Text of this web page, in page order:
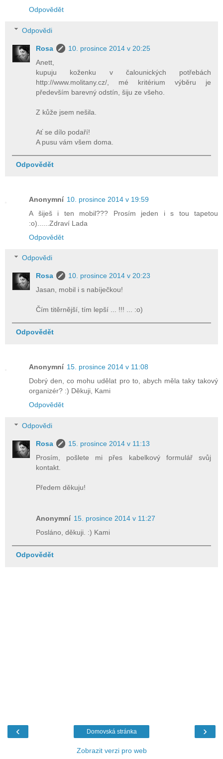
Odpovědět
Odpovědi
Rosa
10. prosince 2014 v 20:25
Anett,
kupuju koženku v čalounických potřebách
http://www.molitany.cz/, mé kritérium výběru je
především barevný odstín, šiju ze všeho.
Z kůže jsem nešila.
Ať se dílo podaří!
A pusu vám všem doma.
Odpovědět
Anonymní 10. prosince 2014 v 19:59
A šiješ i ten mobil??? Prosím jeden i s tou tapetou
:o)......Zdraví Lada
Odpovědět
Odpovědi
Rosa
10. prosince 2014 v 20:23
Jasan, mobil i s nabíječkou!
Čím titěrnější, tím lepší ... !!! ... :o)
Odpovědět
Anonymní 15. prosince 2014 v 11:08
Dobrý den, co mohu udělat pro to, abych měla taky takový
organizér? :) Děkuji, Kami
Odpovědět
Odpovědi
Rosa
15. prosince 2014 v 11:13
Prosím, pošlete mi přes kabelkový formulář svůj
kontakt.
Předem děkuju!
Anonymní 15. prosince 2014 v 11:27
Posláno, děkuji. :) Kami
Odpovědět
‹ ›
Domovská stránka
Zobrazit verzi pro web